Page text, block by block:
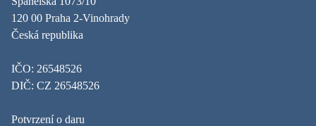
120 00 Praha 2-Vinohrady
Česká republika
IČO: 26548526
DIČ: CZ 26548526
Potvrzení o daru